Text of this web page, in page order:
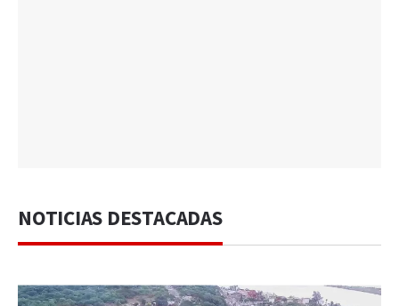
NOTICIAS DESTACADAS